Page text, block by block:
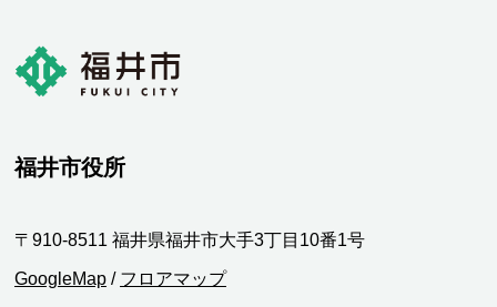
福井市役所
〒910-8511 福井県福井市大手3丁目10番1号
GoogleMap / フロアマップ